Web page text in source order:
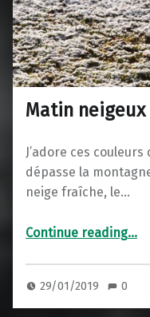
Matin neigeux
J’adore ces
dépasse la
neige fraîche, le…
Continue reading…
29/01/2019 0